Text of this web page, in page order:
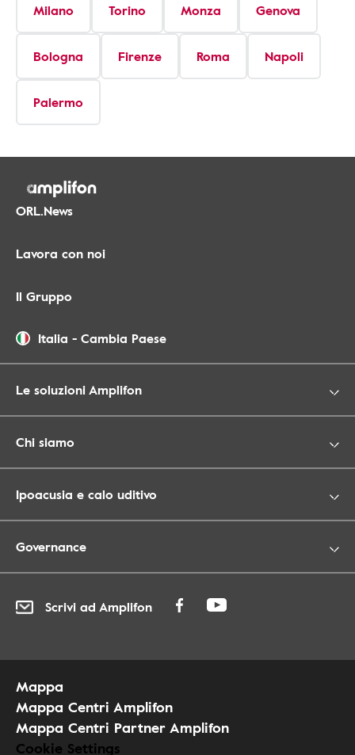
Milano Torino Monza Genova
Bologna Firenze Roma Napoli
Palermo
ORL.News
Lavora con noi
Il Gruppo
Italia - Cambia Paese
Le soluzioni Amplifon
Chi siamo
Ipoacusia e calo uditivo
Governance
Scrivi ad Amplifon
Mappa
Mappa Centri Amplifon
Mappa Centri Partner Amplifon
Cookie Settings